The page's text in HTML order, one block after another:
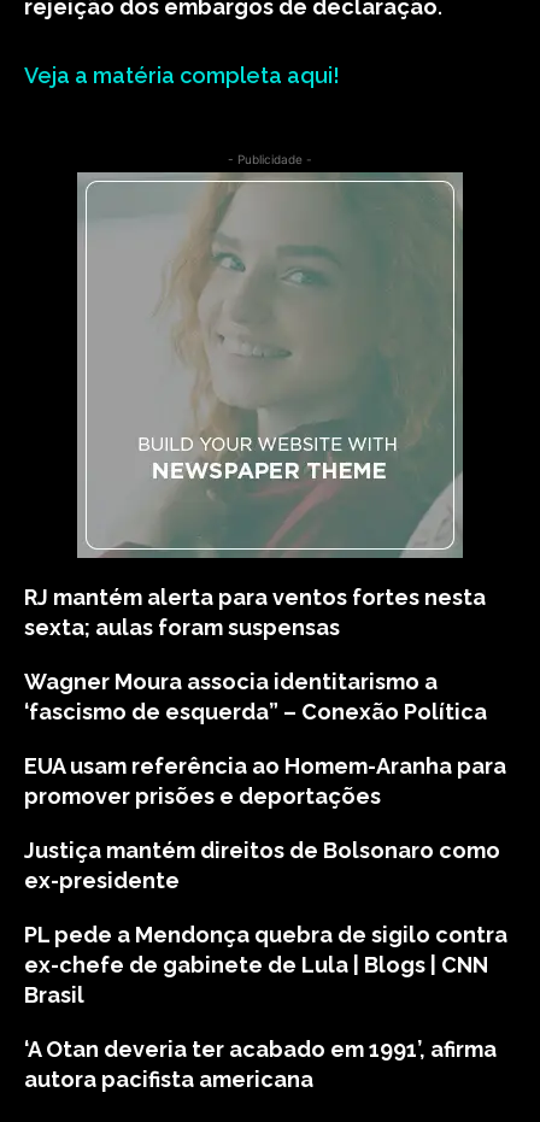
rejeição dos embargos de declaração.
Veja a matéria completa aqui!
- Publicidade -
RJ mantém alerta para ventos fortes nesta
sexta; aulas foram suspensas
Wagner Moura associa identitarismo a
‘fascismo de esquerda” – Conexão Política
EUA usam referência ao Homem-Aranha para
promover prisões e deportações
Justiça mantém direitos de Bolsonaro como
ex-presidente
PL pede a Mendonça quebra de sigilo contra
ex-chefe de gabinete de Lula | Blogs | CNN
Brasil
‘A Otan deveria ter acabado em 1991’, afirma
autora pacifista americana